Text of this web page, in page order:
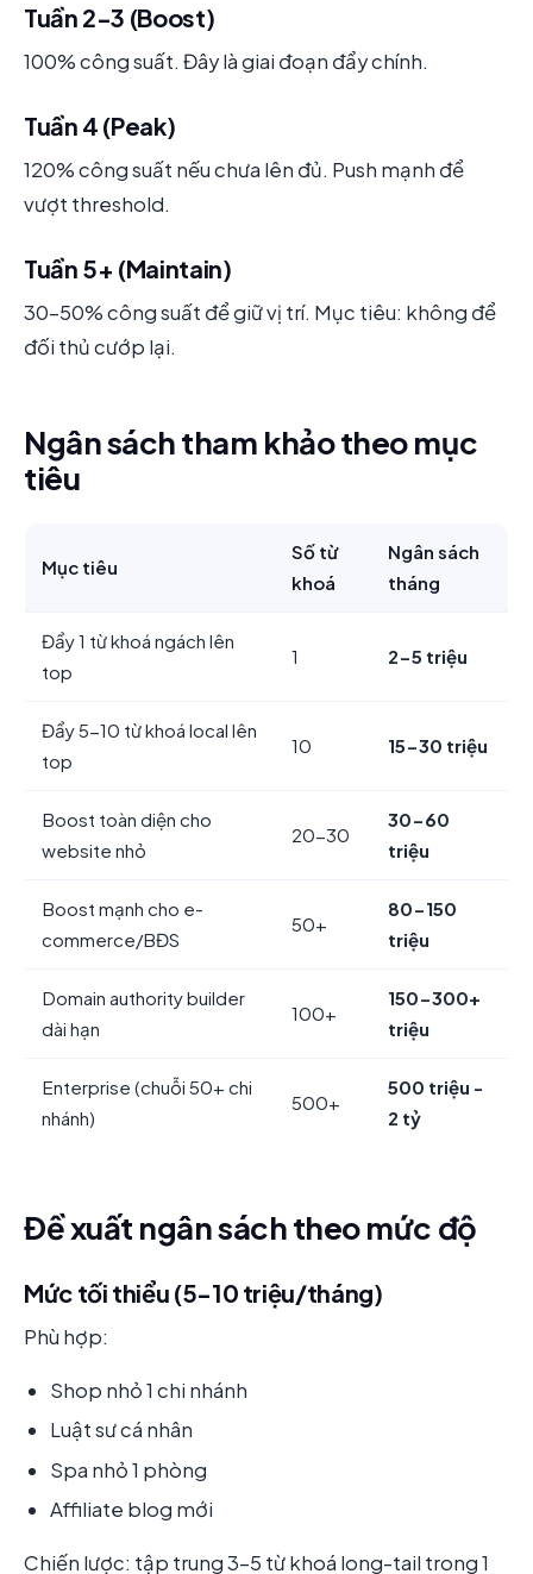
Tuần 2-3 (Boost)
100% công suất. Đây là giai đoạn đẩy chính.
Tuần 4 (Peak)
120% công suất nếu chưa lên đủ. Push mạnh để
vượt threshold.
Tuần 5+ (Maintain)
30-50% công suất để giữ vị trí. Mục tiêu: không để
đối thủ cướp lại.
Ngân sách tham khảo theo mục
tiêu
Mục tiêu
Số từ
khoá
Ngân sách
tháng
Đẩy 1 từ khoá ngách lên
top
1 2-5 triệu
Đẩy 5-10 từ khoá local lên
top
10 15-30 triệu
Boost toàn diện cho
website nhỏ
20-30
30-60
triệu
Boost mạnh cho e-
commerce/BĐS
50+
80-150
triệu
Domain authority builder
dài hạn
100+
150-300+
triệu
Enterprise (chuỗi 50+ chi
nhánh)
500+
500 triệu -
2 tỷ
Đề xuất ngân sách theo mức độ
Mức tối thiểu (5-10 triệu/tháng)
Phù hợp:
Shop nhỏ 1 chi nhánh
Luật sư cá nhân
Spa nhỏ 1 phòng
Affiliate blog mới
Chiến lược: tập trung 3-5 từ khoá long-tail trong 1